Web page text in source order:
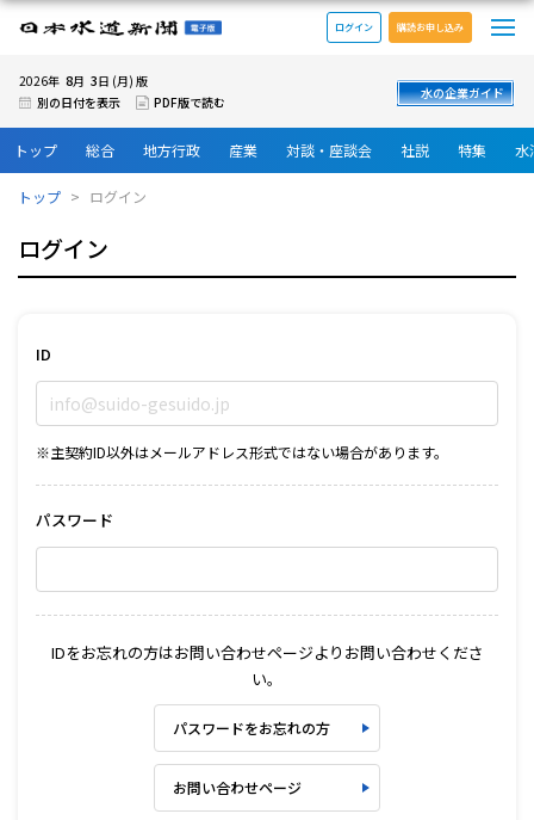
日本水道新聞 電子版
ログイン 購読お申し込み
2026年 8月 3日 (月) 版
別の日付を表示
PDF版で読む
水の企業ガイド
トップ 総合 地方行政 産業 対談・座談会 社説 特集 水
トップ ログイン
ログイン
ID
※主契約ID以外はメールアドレス形式ではない場合があります。
パスワード
IDをお忘れの方はお問い合わせページよりお問い合わせくださ
い。
パスワードをお忘れの方
お問い合わせページ